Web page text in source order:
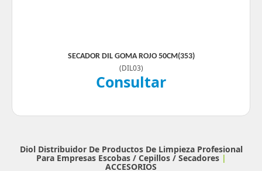
SECADOR DIL GOMA ROJO 50CM(353)
(DIL03)
Consultar
Diol Distribuidor De Productos De Limpieza Profesional
Para Empresas Escobas / Cepillos / Secadores|
ACCESORIOS